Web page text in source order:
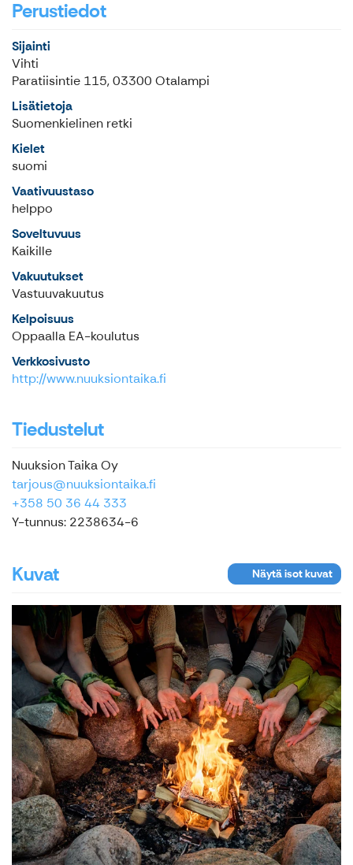
Perustiedot
Sijainti
Vihti
Paratiisintie 115, 03300 Otalampi
Lisätietoja
Suomenkielinen retki
Kielet
suomi
Vaativuustaso
helppo
Soveltuvuus
Kaikille
Vakuutukset
Vastuuvakuutus
Kelpoisuus
Oppaalla EA-koulutus
Verkkosivusto
http://www.nuuksiontaika.fi
Tiedustelut
Nuuksion Taika Oy
tarjous@nuuksiontaika.fi
+358 50 36 44 333
Y-tunnus: 2238634-6
Kuvat Näytä isot kuvat